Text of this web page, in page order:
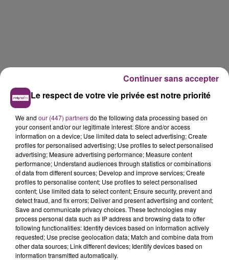
Le respect de votre vie privée est notre priorité
We and our (447) partnersdo the following data processing based on
your consent and/or our legitimate interest: Store and/or access
information on a device; Use limited data to select advertising; Create
profiles for personalised advertising; Use profiles to select personalised
advertising; Measure advertising performance; Measure content
performance; Understand audiences through statistics or combinations
of data from different sources; Develop and improve services; Create
profiles to personalise content; Use profiles to select personalised
content; Use limited data to select content; Ensure security, prevent and
detect fraud, and fix errors; Deliver and present advertising and content;
Save and communicate privacy choices. These technologies may
process personal data such as IP address and browsing data to offer
following functionalities: Identify devices based on information actively
requested; Use precise geolocation data; Match and combine data from
other data sources; Link different devices; Identify devices based on
information transmitted automatically.
Continuer sans accepter